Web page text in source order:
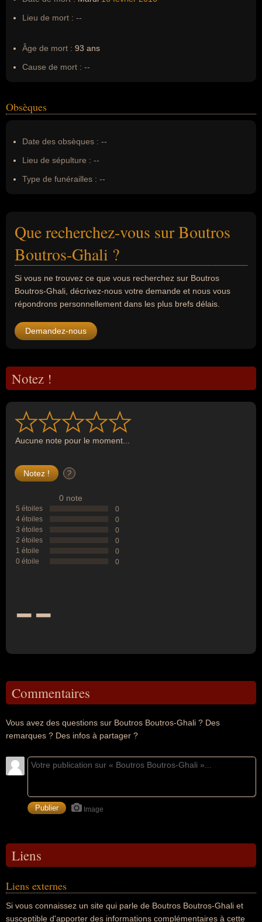
Lieu de mort : --
Âge de mort : 93 ans
Cause de mort : --
Obsèques
Date des obsèques : --
Lieu de sépulture : --
Type de funérailles : --
Que recherchez-vous sur Boutros
Boutros-Ghali ?
Si vous ne trouvez ce que vous recherchez sur Boutros
Boutros-Ghali, décrivez-nous votre demande et nous vous
répondrons personnellement dans les plus brefs délais.
Demandez-nous
Notez !
Aucune note pour le moment...
?
0 note
5 étoiles
0
4 étoiles
0
3 étoiles
0
2 étoiles
0
1 étoile
0
0 étoile
0
--
Commentaires
Vous avez des questions sur Boutros Boutros-Ghali ? Des
remarques ? Des infos à partager ?
Image
Liens
Liens externes
Si vous connaissez un site qui parle de Boutros Boutros-Ghali et
susceptible d'apporter des informations complémentaires à cette